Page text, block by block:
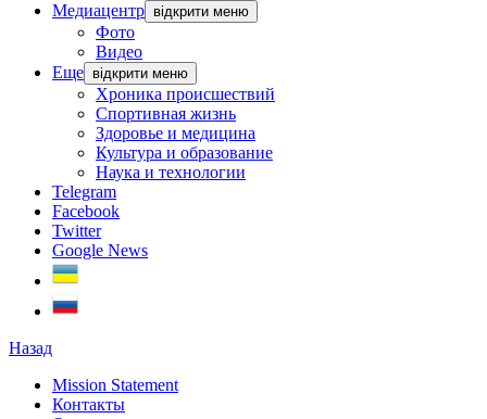
Медиацентр відкрити меню
Фото
Видео
Еще відкрити меню
Хроника происшествий
Спортивная жизнь
Здоровье и медицина
Культура и образование
Наука и технологии
Telegram
Facebook
Twitter
Google News
Назад
Mission Statement
Контакты